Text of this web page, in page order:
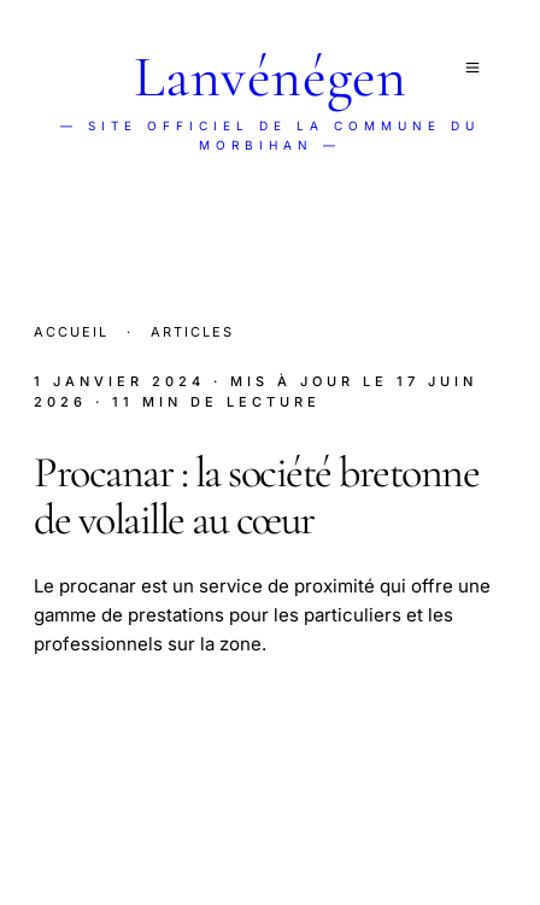
Lanvénégen
— SITE OFFICIEL DE LA COMMUNE DU
MORBIHAN —
ACCUEIL · ARTICLES
1 JANVIER 2024 · MIS À JOUR LE 17 JUIN
2026
· 11 MIN DE LECTURE
Procanar : la société bretonne
de volaille au cœur
Le procanar est un service de proximité qui offre une
gamme de prestations pour les particuliers et les
professionnels sur la zone.